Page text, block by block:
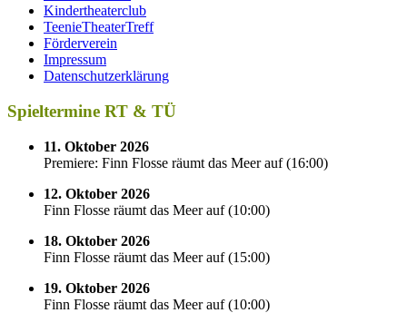
Kindertheaterclub
TeenieTheaterTreff
Förderverein
Impressum
Datenschutzerklärung
Spieltermine RT & TÜ
11. Oktober 2026
Premiere: Finn Flosse räumt das Meer auf(16:00)
12. Oktober 2026
Finn Flosse räumt das Meer auf(10:00)
18. Oktober 2026
Finn Flosse räumt das Meer auf(15:00)
19. Oktober 2026
Finn Flosse räumt das Meer auf(10:00)